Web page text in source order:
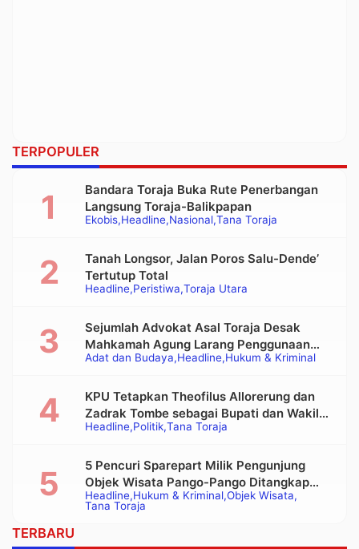
TERPOPULER
Ekobis Headline Nasional Tana Toraja
Bandara Toraja Buka Rute Penerbangan
Langsung Toraja-Balikpapan
Headline Peristiwa Toraja Utara
Tanah Longsor, Jalan Poros Salu-Dende’
Tertutup Total
Adat dan Budaya Headline Hukum & Kriminal
Sejumlah Advokat Asal Toraja Desak
Mahkamah Agung Larang Penggunaan
Alat Berat pada Eksekusi Rumah Adat
Headline Politik Tana Toraja
KPU Tetapkan Theofilus Allorerung dan
Zadrak Tombe sebagai Bupati dan Wakil
Bupati Tana Toraja Terpilih
Headline Hukum & Kriminal Objek Wisata
Tana Toraja
5 Pencuri Sparepart Milik Pengunjung
Objek Wisata Pango-Pango Ditangkap
Polisi
TERBARU